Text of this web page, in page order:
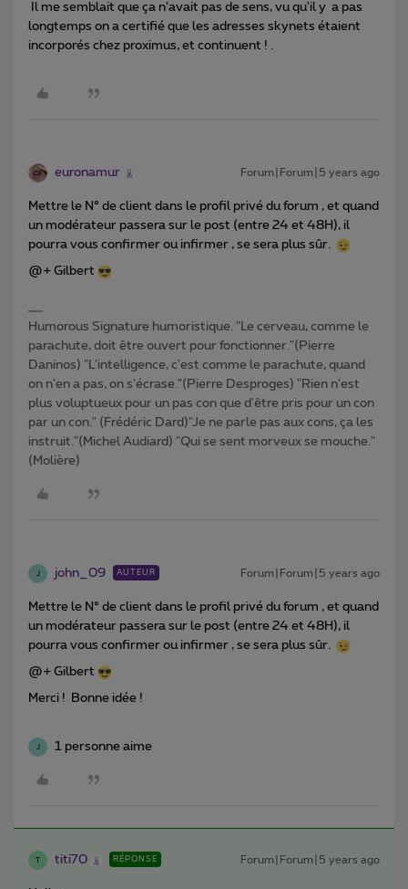
Il me semblait que ça n’avait pas de sens, vu qu'il y a pas
longtemps on a certifié que les adresses skynets étaient
incorporés chez proximus, et continuent ! .
euronamur Forum|Forum|5 years ago
Mettre le N° de client dans le profil privé du forum , et quand
un modérateur passera sur le post (entre 24 et 48H), il
pourra vous confirmer ou infirmer , se sera plus sûr.
@+ Gilbert
Humorous Signature humoristique. "Le cerveau, comme le
parachute, doit être ouvert pour fonctionner."(Pierre
Daninos) "L'intelligence, c'est comme le parachute, quand
on n'en a pas, on s'écrase."(Pierre Desproges) "Rien n'est
plus voluptueux pour un pas con que d'être pris pour un con
par un con." (Frédéric Dard)"Je ne parle pas aux cons, ça les
instruit."(Michel Audiard) "Qui se sent morveux se mouche."
(Molière)
J john_09 AUTEUR Forum|Forum|5 years ago
Mettre le N° de client dans le profil privé du forum , et quand
un modérateur passera sur le post (entre 24 et 48H), il
pourra vous confirmer ou infirmer , se sera plus sûr.
@+ Gilbert
Merci ! Bonne idée !
J 1 personne aime
titi70 RÉPONSE Forum|Forum|5 years ago